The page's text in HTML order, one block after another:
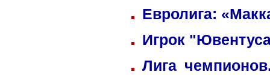
Евролига:
Игрок
Лига